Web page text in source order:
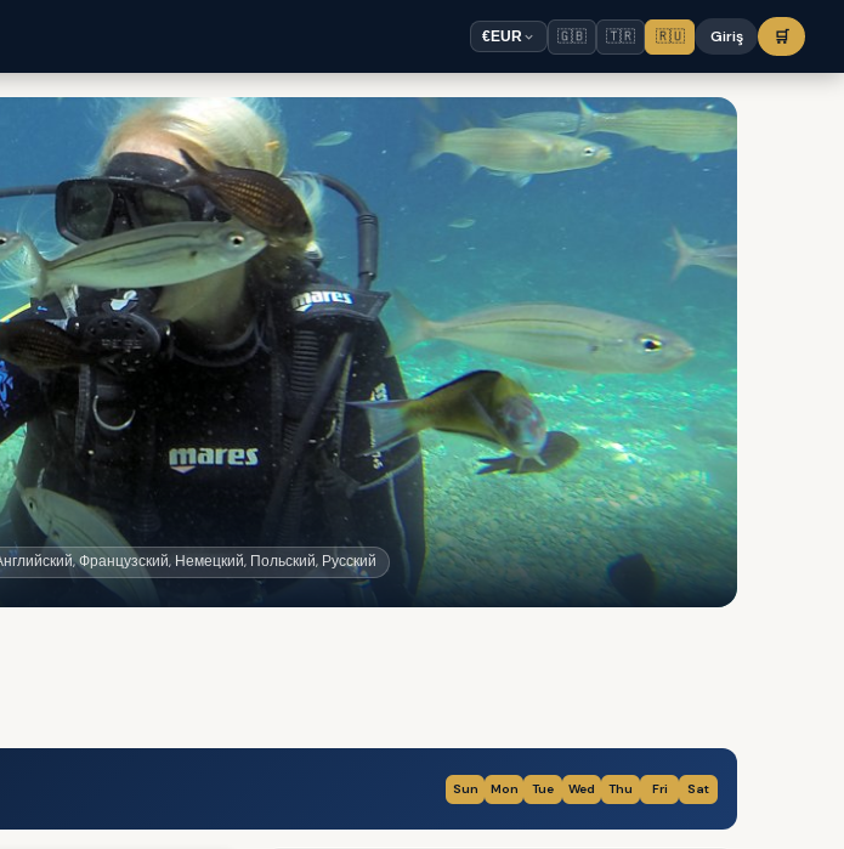
€EUR 🇬🇧 🇹🇷 🇷🇺 Giriş 🛒
Французский, Немецкий, Польский, Русский
Sun Mon Tue Wed Thu Fri Sat